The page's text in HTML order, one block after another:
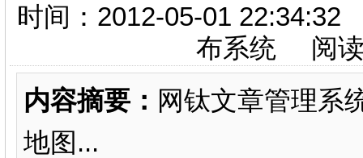
时间：2012-05-01
布系统 阅
内容摘要： 网钛文章管理系
地图...